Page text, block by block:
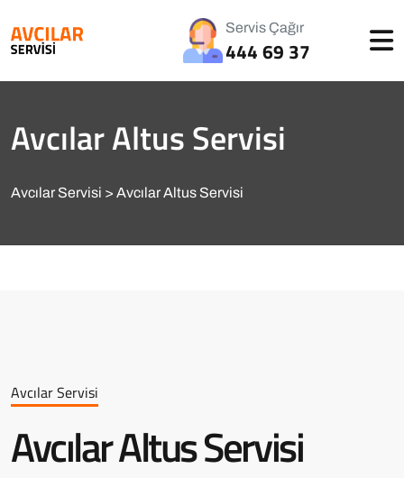
Servis Çağır
444 69 37
Avcılar Altus Servisi
Avcılar Servisi Avcılar Altus Servisi
Avcılar Servisi
Avcılar Altus Servisi